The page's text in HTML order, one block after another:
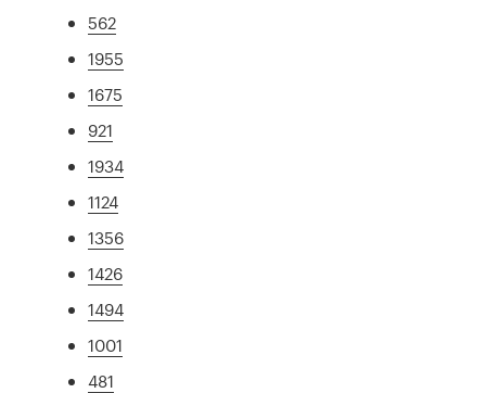
562
1955
1675
921
1934
1124
1356
1426
1494
1001
481